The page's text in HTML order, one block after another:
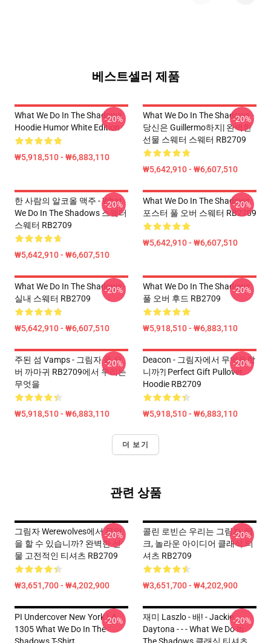
베스트셀러 제품
What We Do In The Shadows
Hoodie Humor White Edition
₩5,918,510 - ₩6,883,110
-20%
What We Do In The Shadows -
당신은 Guillermo하지| 완벽한
선물 스웨터 스웨터 RB2709
₩5,642,910 - ₩6,607,510
-20%
한 사람의 알코올 맥주 - What
We Do In The Shadows 스웨터
스웨터 RB2709
₩5,642,910 - ₩6,607,510
-20%
What We Do In The Shadows
포스터 풀 오버 스웨터 RB2709
₩5,642,910 - ₩6,607,510
-20%
What We Do In The Shadows -
실내 스웨터 RB2709
₩5,642,910 - ₩6,607,510
-20%
What We Do In The Shadows
풀 오버 후드 RB2709
₩5,918,510 - ₩6,883,110
-20%
주된 섬 Vamps - 그림자 풀 오
버 까마귀 RB2709에서 우리는
무엇을
₩5,918,510 - ₩6,883,110
-20%
Deacon - 그림자에서 무엇을합
니까?| Perfect Gift Pullover
Hoodie RB2709
₩5,918,510 - ₩6,883,110
-20%
더 보기
관련 상품
그림자 Werewolves에서 무엇
을 할 수 있습니까? 완벽한 선
물 고전적인 티셔츠 RB2709
₩3,651,700 - ₩4,202,900
-20%
콜린 로빈슨 우리는 그림자, 탱
크, 놀라운 아이디어 클래식 티
셔츠 RB2709
₩3,651,700 - ₩4,202,900
-20%
PI Undercover New York LA
1305 What We Do In The
-20%
재미 Laszlo - 배! - Jackie
Daytona - - - What We Do In
-20%